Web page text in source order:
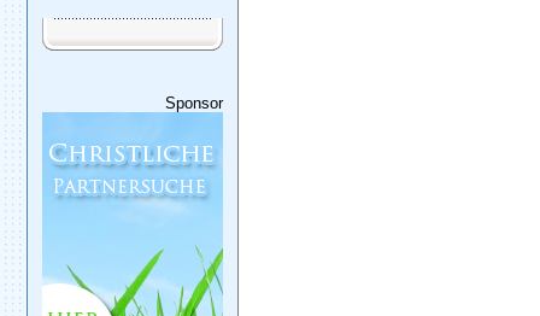
Sponsor